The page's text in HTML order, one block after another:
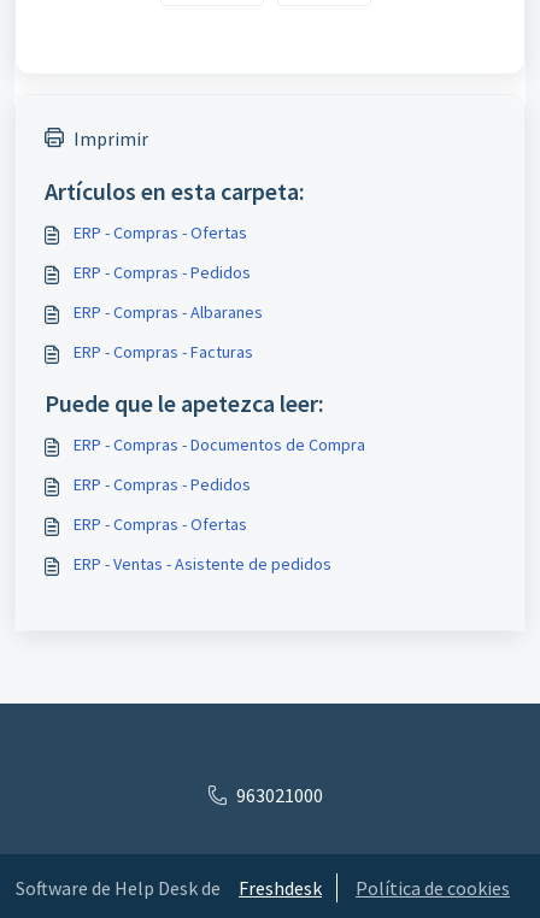
Imprimir
Artículos en esta carpeta:
ERP - Compras - Ofertas
ERP - Compras - Pedidos
ERP - Compras - Albaranes
ERP - Compras - Facturas
Puede que le apetezca leer:
ERP - Compras - Documentos de Compra
ERP - Compras - Pedidos
ERP - Compras - Ofertas
ERP - Ventas - Asistente de pedidos
963021000
Software de Help Desk de Freshdesk Política de cookies